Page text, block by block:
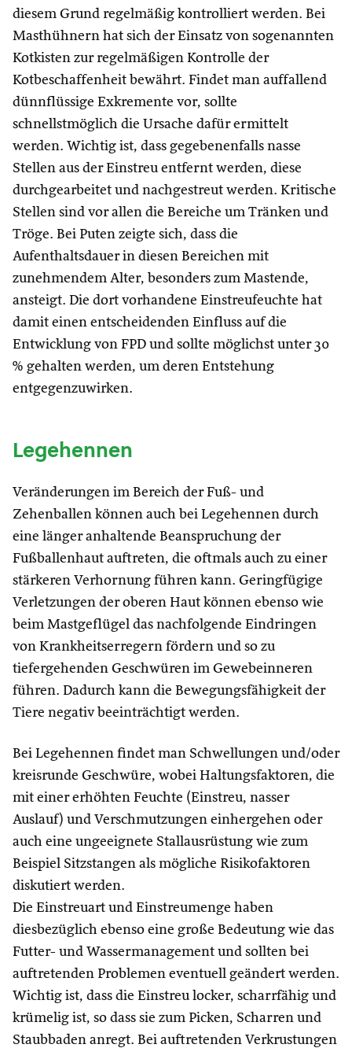
diesem Grund regelmäßig kontrolliert werden. Bei
Masthühnern hat sich der Einsatz von sogenannten
Kotkisten zur regelmäßigen Kontrolle der
Kotbeschaffenheit bewährt. Findet man auffallend
dünnflüssige Exkremente vor, sollte
schnellstmöglich die Ursache dafür ermittelt
werden. Wichtig ist, dass gegebenenfalls nasse
Stellen aus der Einstreu entfernt werden, diese
durchgearbeitet und nachgestreut werden. Kritische
Stellen sind vor allen die Bereiche um Tränken und
Tröge. Bei Puten zeigte sich, dass die
Aufenthaltsdauer in diesen Bereichen mit
zunehmendem Alter, besonders zum Mastende,
ansteigt. Die dort vorhandene Einstreufeuchte hat
damit einen entscheidenden Einfluss auf die
Entwicklung von FPD und sollte möglichst unter 30
% gehalten werden, um deren Entstehung
entgegenzuwirken.
Legehennen
Veränderungen im Bereich der Fuß- und
Zehenballen können auch bei Legehennen durch
eine länger anhaltende Beanspruchung der
Fußballenhaut auftreten, die oftmals auch zu einer
stärkeren Verhornung führen kann. Geringfügige
Verletzungen der oberen Haut können ebenso wie
beim Mastgeflügel das nachfolgende Eindringen
von Krankheitserregern fördern und so zu
tiefergehenden Geschwüren im Gewebeinneren
führen. Dadurch kann die Bewegungsfähigkeit der
Tiere negativ beeinträchtigt werden.
Bei Legehennen findet man Schwellungen und/oder
kreisrunde Geschwüre, wobei Haltungsfaktoren, die
mit einer erhöhten Feuchte (Einstreu, nasser
Auslauf) und Verschmutzungen einhergehen oder
auch eine ungeeignete Stallausrüstung wie zum
Beispiel Sitzstangen als mögliche Risikofaktoren
diskutiert werden.
Die Einstreuart und Einstreumenge haben
diesbezüglich ebenso eine große Bedeutung wie das
Futter- und Wassermanagement und sollten bei
auftretenden Problemen eventuell geändert werden.
Wichtig ist, dass die Einstreu locker, scharrfähig und
krümelig ist, so dass sie zum Picken, Scharren und
Staubbaden anregt. Bei auftretenden Verkrustungen